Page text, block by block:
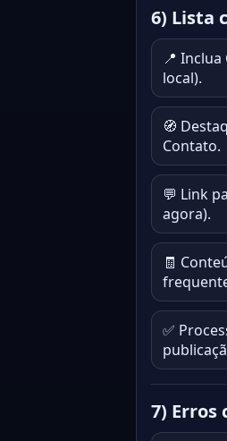
6) Lista
📍
local).
🧭
Contato.
💬 Link
agora).
🧾
✅
7) Erros